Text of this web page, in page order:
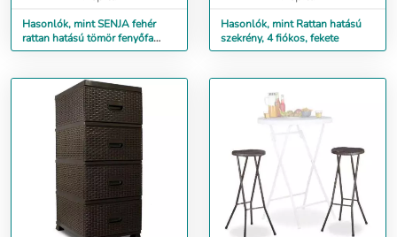
Hasonlók, mint SENJA fehér
rattan hatású tömör fenyőfa
komód 80 x 40 x 80 cm
Hasonlók, mint Rattan hatású
szekrény, 4 fiókos, fekete